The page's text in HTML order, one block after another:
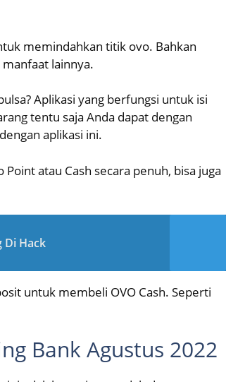
memindahkan titik ovo. Bahkan
lainnya.
Aplikasi yang berfungsi untuk isi
tentu saja Anda dapat dengan
aplikasi ini.
atau Cash secara penuh, bisa juga
Di Hack
untuk membeli OVO Cash. Seperti
Bank Agustus 2022